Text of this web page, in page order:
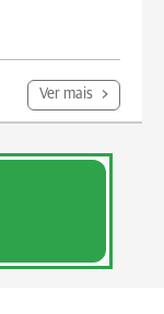
Ver mais